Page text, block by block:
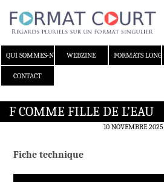
QUI SOMMES-NOUS ?WEBZINE FORMATS LONGS
CONTACT
F COMME FILLE DE L’EAU
10 NOVEMBRE 2025
Fiche technique